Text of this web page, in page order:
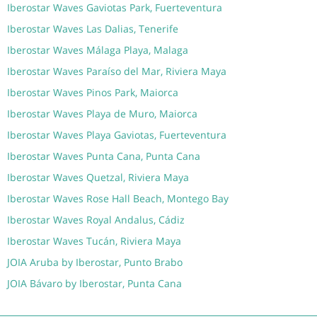
Iberostar Waves Gaviotas Park, Fuerteventura
Iberostar Waves Las Dalias, Tenerife
Iberostar Waves Málaga Playa, Malaga
Iberostar Waves Paraíso del Mar, Riviera Maya
Iberostar Waves Pinos Park, Maiorca
Iberostar Waves Playa de Muro, Maiorca
Iberostar Waves Playa Gaviotas, Fuerteventura
Iberostar Waves Punta Cana, Punta Cana
Iberostar Waves Quetzal, Riviera Maya
Iberostar Waves Rose Hall Beach, Montego Bay
Iberostar Waves Royal Andalus, Cádiz
Iberostar Waves Tucán, Riviera Maya
JOIA Aruba by Iberostar, Punto Brabo
JOIA Bávaro by Iberostar, Punta Cana